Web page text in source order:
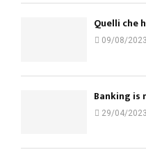
Quelli che
09/08/2023
Banking is
29/04/2023